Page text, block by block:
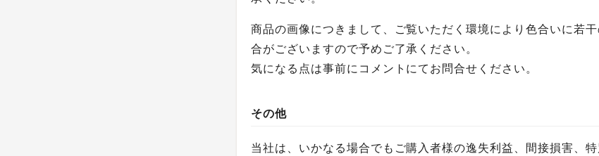
商品の画像につきまして、ご覧いただく環境により色合いに若
合がございますので予めご了承ください。
気になる点は事前にコメントにてお問合せください。
その他
当社は、いかなる場合でもご購入者様の逸失利益、間接損害、